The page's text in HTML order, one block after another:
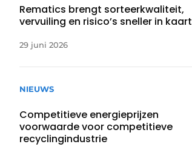
Rematics brengt sorteerkwaliteit,
vervuiling en risico’s sneller in kaart
29 juni 2026
NIEUWS
Competitieve energieprijzen
voorwaarde voor competitieve
recyclingindustrie